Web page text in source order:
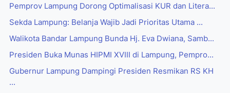
Pemprov Lampung Dorong Optimalisasi KUR dan Litera...
Sekda Lampung: Belanja Wajib Jadi Prioritas Utama ...
Walikota Bandar Lampung Bunda Hj. Eva Dwiana, Samb...
Presiden Buka Munas HIPMI XVIII di Lampung, Pempro...
Gubernur Lampung Dampingi Presiden Resmikan RS KH
...